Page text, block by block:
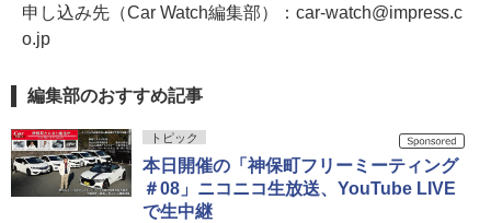
申し込み先（Car Watch編集部）：car-watch@impress.c
o.jp
編集部のおすすめ記事
トピック
本日開催の「神保町フリーミーティング
＃08」ニコニコ生放送、YouTube LIVE
で生中継